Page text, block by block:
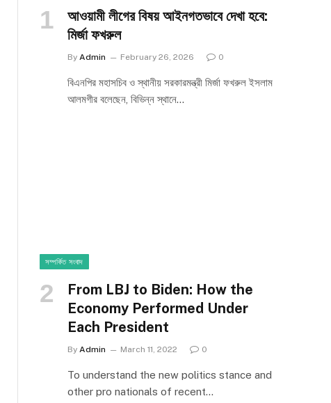
আওয়ামী লীগের বিষয় আইনগতভাবে দেখা হবে:
মির্জা ফখরুল
By Admin February 26, 2026 0
বিএনপির মহাসচিব ও স্থানীয় সরকারমন্ত্রী মির্জা ফখরুল ইসলাম
আলমগীর বলেছেন, বিভিন্ন স্থানে…
সম্পর্কিত সংবাদ
From LBJ to Biden: How the
Economy Performed Under
Each President
By Admin March 11, 2022 0
To understand the new politics stance and
other pro nationals of recent…